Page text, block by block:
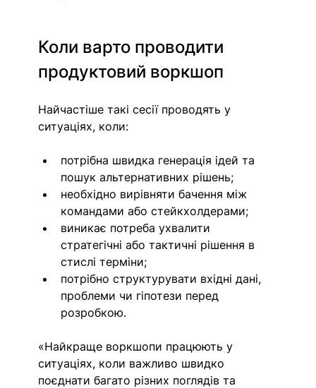
Коли варто проводити
продуктовий воркшоп
Найчастіше такі сесії проводять у
ситуаціях, коли:
потрібна швидка генерація ідей та
пошук альтернативних рішень;
необхідно вирівняти бачення між
командами або стейкхолдерами;
виникає потреба ухвалити
стратегічні або тактичні рішення в
стислі терміни;
потрібно структурувати вхідні дані,
проблеми чи гіпотези перед
розробкою.
«Найкраще воркшопи працюють у
ситуаціях, коли важливо швидко
поєднати багато різних поглядів та